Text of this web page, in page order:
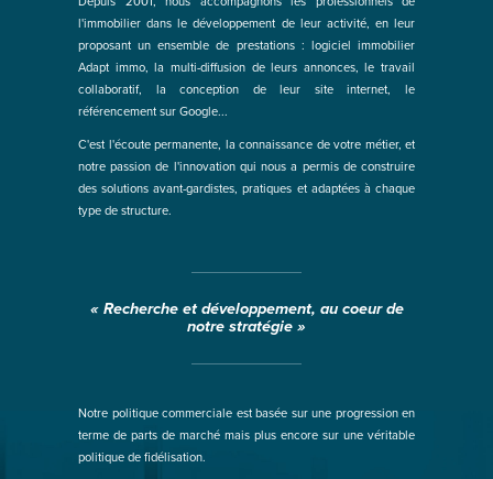
l'immobilier dans le développement de leur activité, en leur
proposant un ensemble de prestations : logiciel immobilier
Adapt immo, la multi-diffusion de leurs annonces, le travail
collaboratif, la conception de leur site internet, le
référencement sur Google...
C'est l'écoute permanente, la connaissance de votre métier, et
notre passion de l'innovation qui nous a permis de construire
des solutions avant-gardistes, pratiques et adaptées à chaque
type de structure.
« Recherche et développement, au coeur de
notre stratégie »
Notre politique commerciale est basée sur une progression en
terme de parts de marché mais plus encore sur une véritable
politique de fidélisation.